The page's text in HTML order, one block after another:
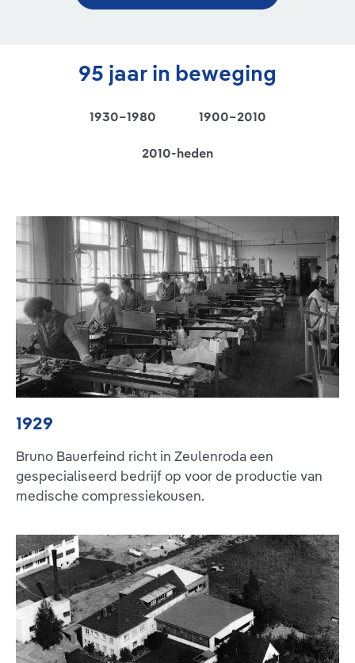
95 jaar in beweging
1930–1980 1900–2010
2010-heden
1929
Bruno Bauerfeind richt in Zeulenroda een
gespecialiseerd bedrijf op voor de productie van
medische compressiekousen.